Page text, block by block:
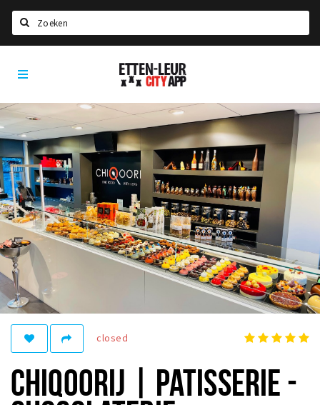
Home
Agenda
Deals
Party pics
Nieuws, interviews & blogs
Eten
Drinken
Slapen
Recreatief
Winkels
Winkelgebieden
Bezienswaardigheden
Etten-
Leur
closed
CHIQOORIJ | PATISSERIE -